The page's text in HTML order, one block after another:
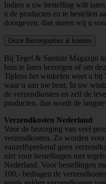
Indien u uw bestelling wilt
u de producten en te bestellen
doorgeven, dan sturen wij u
Onze Bezorgopties & kosten
Bij Tegel & Sanitair Magazijn
huis te laten bezorgen of om
Tijdens het winkelen weet u bij
waar u aan toe bent. In uw
de verzendkosten en zelf de
producten, dan wordt de
Verzendkosten Nederland
Voor de bezorging van veel
verzendkosten. Zo worden
vanzelfsprekend geen
niet voor bestellingen met
Nederland. Voor bestellingen
100,- bedragen de